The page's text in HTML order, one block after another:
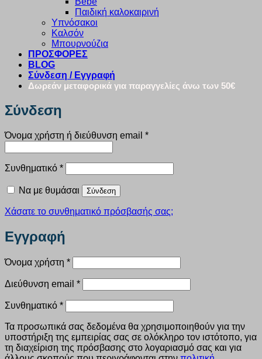
Παιδική καλοκαιρινή
Υπνόσακοι
Καλσόν
Μπουρνούζια
ΠΡΟΣΦΟΡΕΣ
BLOG
Σύνδεση / Εγγραφή
Δωρεάν μεταφορικά για παραγγελίες άνω των 50€
Σύνδεση
Όνομα χρήστη ή διεύθυνση email *Απαιτείται
Συνθηματικό *Απαιτείται
Να με θυμάσαι Σύνδεση
Χάσατε το συνθηματικό πρόσβασής σας;
Εγγραφή
Όνομα χρήστη *Απαιτείται
Διεύθυνση email *Απαιτείται
Συνθηματικό *Απαιτείται
Τα προσωπικά σας δεδομένα θα χρησιμοποιηθούν για την
υποστήριξη της εμπειρίας σας σε ολόκληρο τον ιστότοπο, για
τη διαχείριση της πρόσβασης στο λογαριασμό σας και για